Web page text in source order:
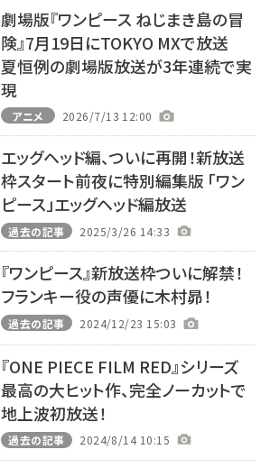
劇場版『ワンピース ねじまき島の冒
険』7月19日にTOKYO MXで放送
夏恒例の劇場版放送が3年連続で実
現
アニメ 2026/7/13 12:00
エッグヘッド編、ついに再開！新放送
枠スタート前夜に特別編集版 「ワン
ピース」エッグヘッド編放送
過去の記事 2025/3/26 14:33
『ワンピース』新放送枠ついに解禁！
フランキー役の声優に木村昴！
過去の記事 2024/12/23 15:03
『ONE PIECE FILM RED』シリーズ
最高の大ヒット作、完全ノーカットで
地上波初放送！
過去の記事 2024/8/14 10:15